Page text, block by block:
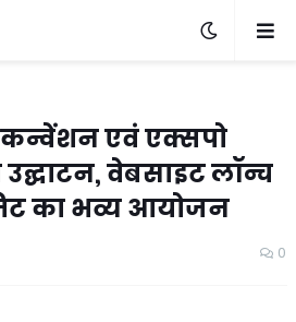
कन्वेंशन एवं एक्सपो
उद्घाटन, वेबसाइट लॉन्च
का भव्य आयोजन
0